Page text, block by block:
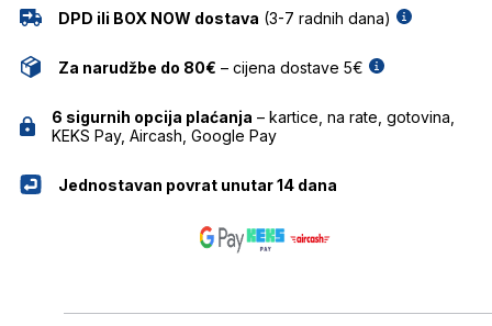
DPD ili BOX NOW dostava (3-7 radnih dana)
Za narudžbe do 80€ – cijena dostave 5€
6 sigurnih opcija plaćanja – kartice, na rate, gotovina,
KEKS Pay, Aircash, Google Pay
Jednostavan povrat unutar 14 dana